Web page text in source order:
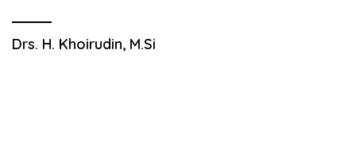
Drs. H. Khoirudin, M.Si